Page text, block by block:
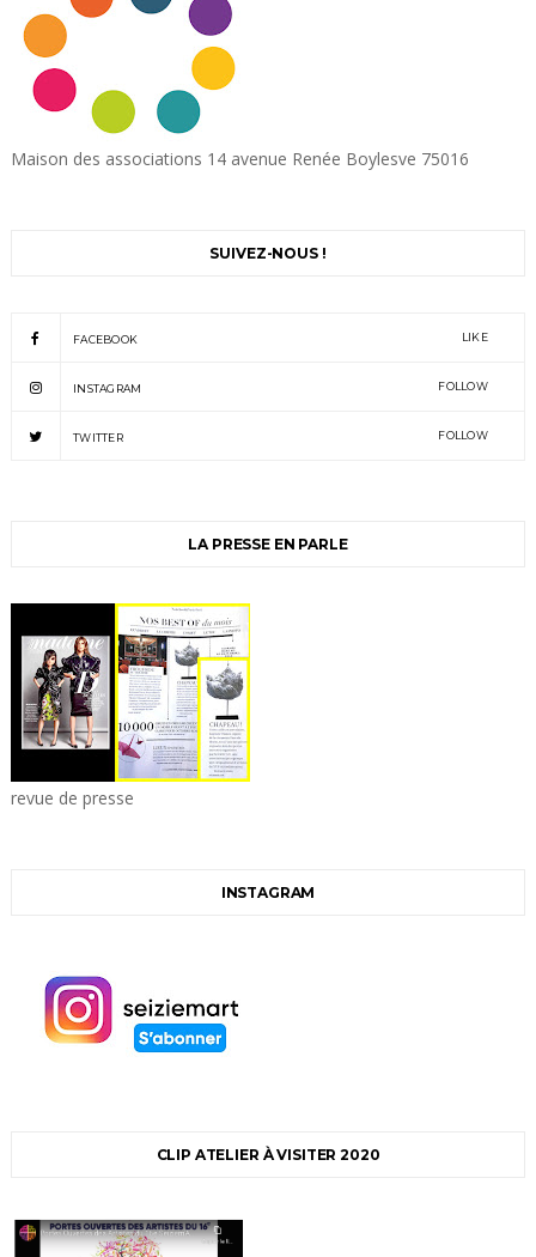
Maison des associations 14 avenue Renée Boylesve 75016
SUIVEZ-NOUS !
FACEBOOK LIKE
INSTAGRAM FOLLOW
TWITTER FOLLOW
LA PRESSE EN PARLE
revue de presse
INSTAGRAM
CLIP ATELIER À VISITER 2020